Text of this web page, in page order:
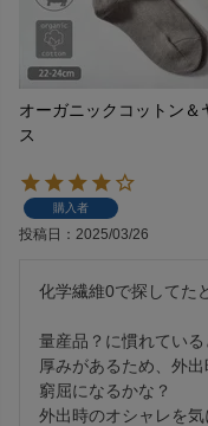
オーガニックコットン＆
ス
購入者
投稿日 2025/03/26
化学繊維0で探してた
量産品？に慣れている
厚みがあるため、外
窮屈になるかな？
外出時のオシャレを